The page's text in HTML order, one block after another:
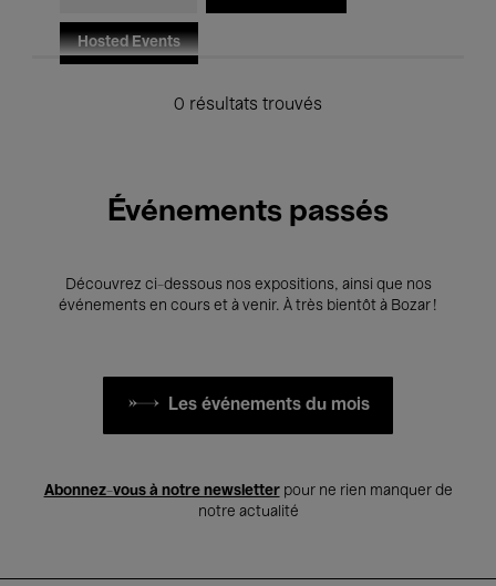
Hosted Events
0 résultats trouvés
Événements passés
Découvrez ci-dessous nos expositions, ainsi que nos
événements en cours et à venir. À très bientôt à Bozar !
Les événements du mois
Abonnez-vous à notre newsletterpour ne rien manquer de
notre actualité